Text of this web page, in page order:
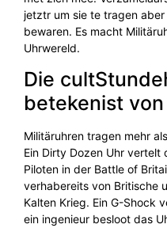
jetztr um sie te tragen
bewaren. Es macht
Uhrwereld.
Die
betekenist
Militäruhren tragen mehr
Ein Dirty Dozen Uhr
Piloten in der Battle of
verhabereits von Britische
Kalten Krieg. Ein G-Shock
ein ingenieur besloot das